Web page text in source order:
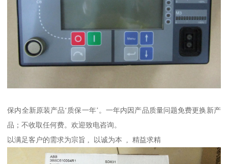
保内全新原装产品‘质保一年’。一年内因产品质量问题免费更换新产
品；不收取任何费。欢迎致电咨询。
以满足客户的需求为宗旨 , 以诚为本 , 精益求精